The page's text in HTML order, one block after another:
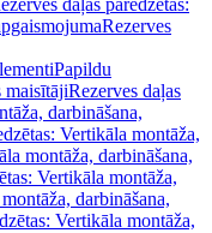
daļas paredzētas:
Rezerves
Papildu
maisītājiRezerves daļas
darbināšana,
Vertikāla montāža,
montāža, darbināšana,
Vertikāla montāža,
darbināšana,
Vertikāla montāža,